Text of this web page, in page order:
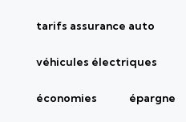
tarifs assurance auto
véhicules électriques
économies épargne